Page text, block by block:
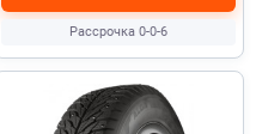
Рассрочка 0-0-6